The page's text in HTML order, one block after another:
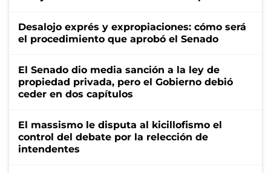
Desalojo exprés y expropiaciones: cómo será
el procedimiento que aprobó el Senado
El Senado dio media sanción a la ley de
propiedad privada, pero el Gobierno debió
ceder en dos capítulos
El massismo le disputa al kicillofismo el
control del debate por la relección de
intendentes